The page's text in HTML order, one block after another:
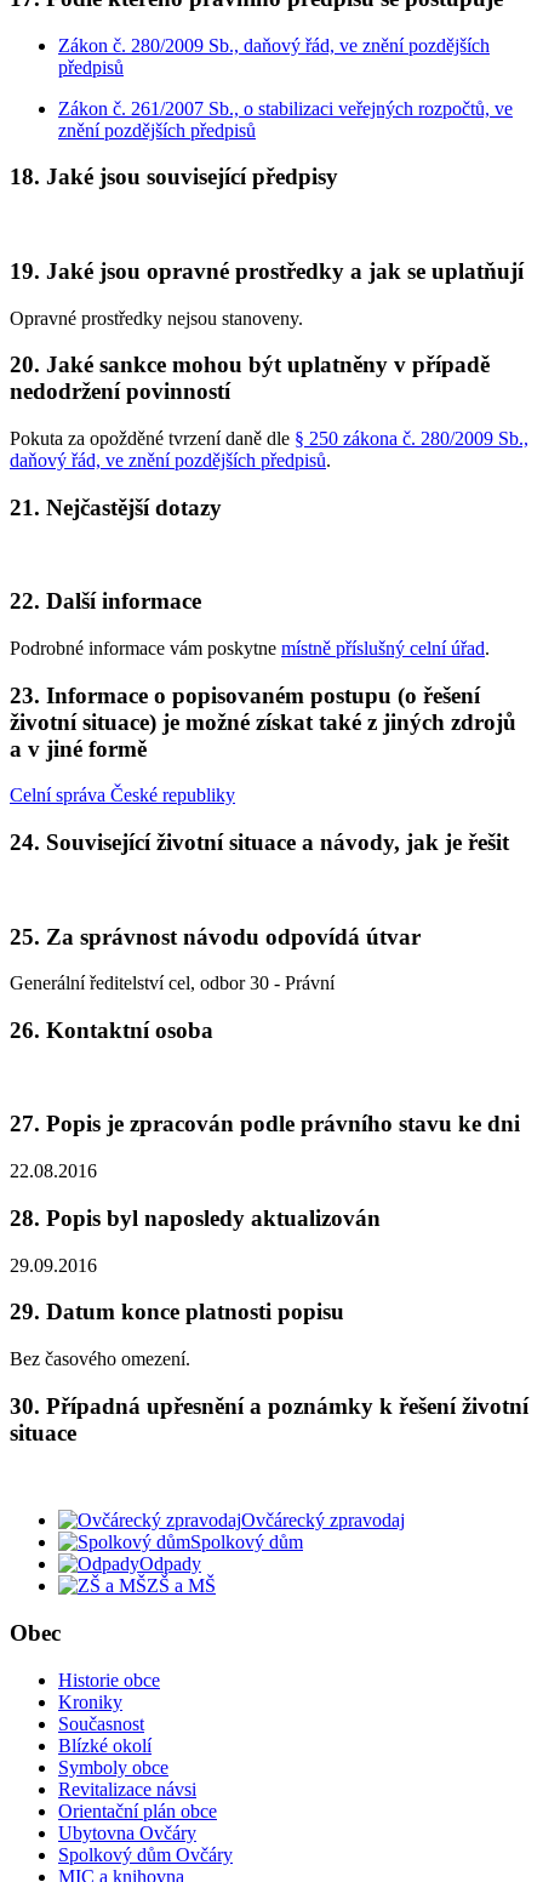
Zákon č. 280/2009 Sb., daňový řád, ve znění pozdějších
předpisů
Zákon č. 261/2007 Sb., o stabilizaci veřejných rozpočtů, ve
znění pozdějších předpisů
18. Jaké jsou související předpisy
19. Jaké jsou opravné prostředky a jak se uplatňují
Opravné prostředky nejsou stanoveny.
20. Jaké sankce mohou být uplatněny v případě
nedodržení povinností
Pokuta za opožděné tvrzení daně dle § 250 zákona č. 280/2009 Sb.,
daňový řád, ve znění pozdějších předpisů.
21. Nejčastější dotazy
22. Další informace
Podrobné informace vám poskytne místně příslušný celní úřad.
23. Informace o popisovaném postupu (o řešení
životní situace) je možné získat také z jiných zdrojů
a v jiné formě
Celní správa České republiky
24. Související životní situace a návody, jak je řešit
25. Za správnost návodu odpovídá útvar
Generální ředitelství cel, odbor 30 - Právní
26. Kontaktní osoba
27. Popis je zpracován podle právního stavu ke dni
22.08.2016
28. Popis byl naposledy aktualizován
29.09.2016
29. Datum konce platnosti popisu
Bez časového omezení.
30. Případná upřesnění a poznámky k řešení životní
situace
Ovčárecký zpravodaj
Spolkový dům
Odpady
ZŠ a MŠ
Obec
Historie obce
Kroniky
Současnost
Blízké okolí
Symboly obce
Revitalizace návsi
Orientační plán obce
Ubytovna Ovčáry
Spolkový dům Ovčáry
MIC a knihovna